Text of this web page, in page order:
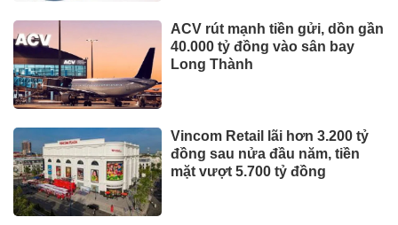
ACV rút mạnh tiền gửi, dồn gần
40.000 tỷ đồng vào sân bay
Long Thành
Vincom Retail lãi hơn 3.200 tỷ
đồng sau nửa đầu năm, tiền
mặt vượt 5.700 tỷ đồng